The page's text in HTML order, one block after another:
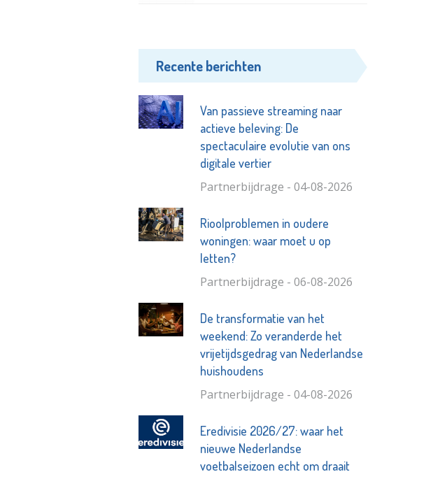
Recente berichten
Van passieve streaming naar
actieve beleving: De
spectaculaire evolutie van ons
digitale vertier
Partnerbijdrage - 04-08-2026
Rioolproblemen in oudere
woningen: waar moet u op
letten?
Partnerbijdrage - 06-08-2026
De transformatie van het
weekend: Zo veranderde het
vrijetijdsgedrag van Nederlandse
huishoudens
Partnerbijdrage - 04-08-2026
Eredivisie 2026/27: waar het
nieuwe Nederlandse
voetbalseizoen echt om draait